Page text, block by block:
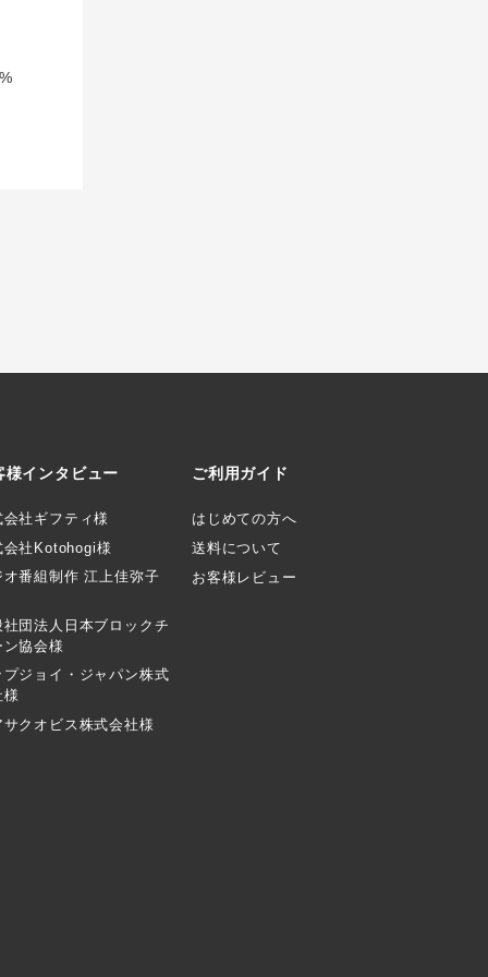
様インタビュー
会社ギフティ様
会社Kotohogi様
オ番組制作 江上佳弥子
社団法人日本ブロックチ
ン協会様
プジョイ・ジャパン株式
様
サクオビス株式会社様
ご利用ガイド
はじめての方へ
送料について
お客様レビュー